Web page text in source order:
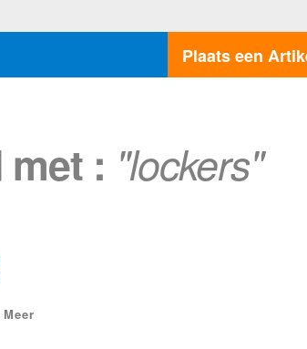
Plaats een
: "lockers"
Meer